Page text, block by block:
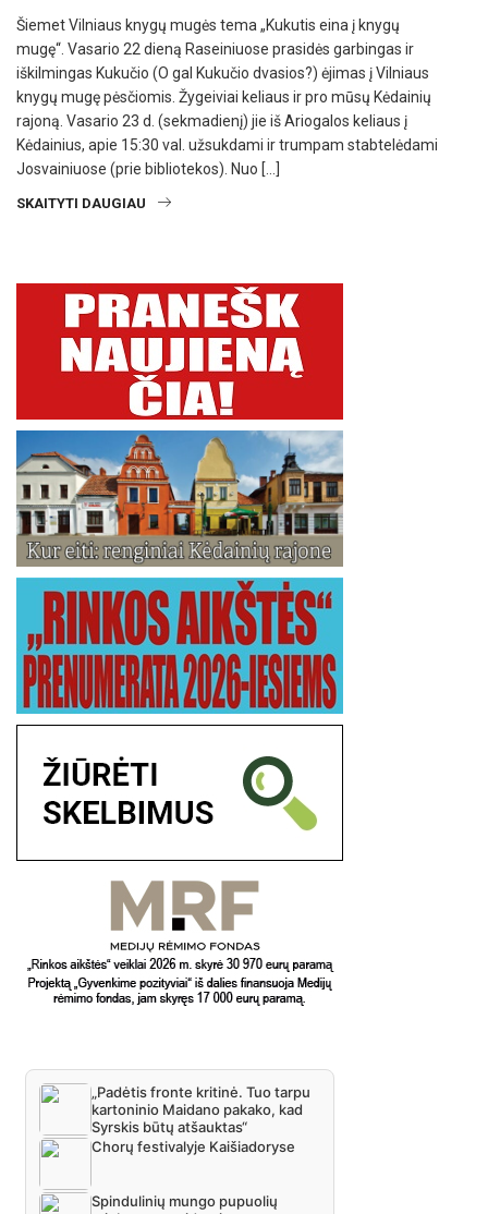
Šiemet Vilniaus knygų mugės tema „Kukutis eina į knygų
mugę“. Vasario 22 dieną Raseiniuose prasidės garbingas ir
iškilmingas Kukučio (O gal Kukučio dvasios?) ėjimas į Vilniaus
knygų mugę pėsčiomis. Žygeiviai keliaus ir pro mūsų Kėdainių
rajoną. Vasario 23 d. (sekmadienį) jie iš Ariogalos keliaus į
Kėdainius, apie 15:30 val. užsukdami ir trumpam stabtelėdami
Josvainiuose (prie bibliotekos). Nuo […]
SKAITYTI DAUGIAU